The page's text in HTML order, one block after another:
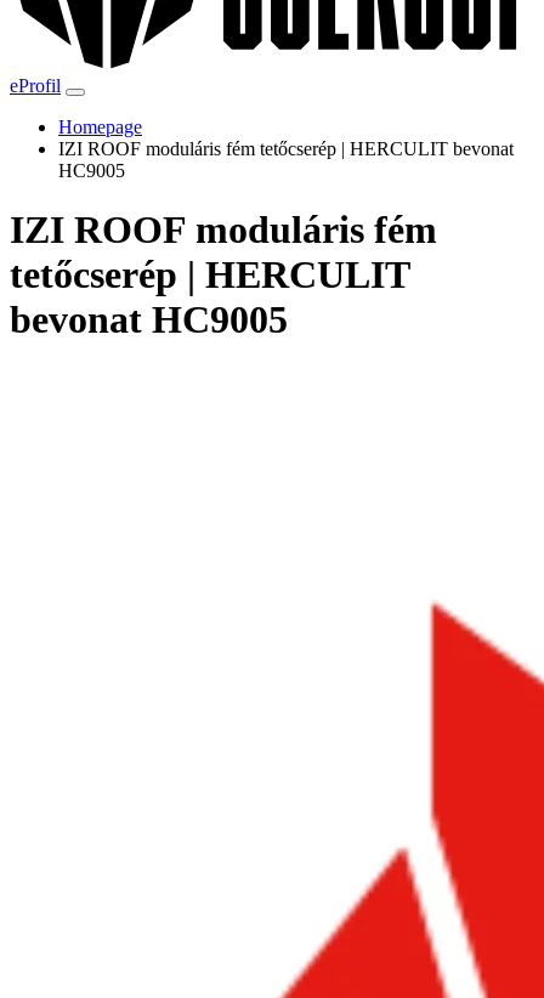
eProfil
Homepage
IZI ROOF moduláris fém tetőcserép | HERCULIT bevonat
HC9005
IZI ROOF moduláris fém
tetőcserép | HERCULIT
bevonat HC9005